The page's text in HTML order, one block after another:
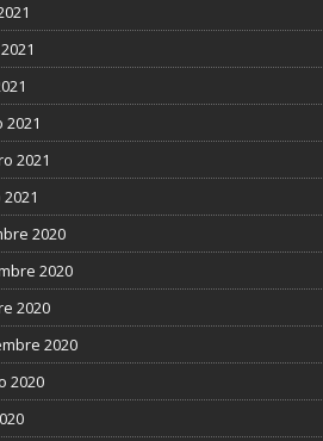
2021
2021
2020
2020
2020
2020
2020